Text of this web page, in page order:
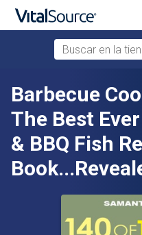
Saltar al contenido
Buscar en la
Barbecue
The Best
& BBQ Fish